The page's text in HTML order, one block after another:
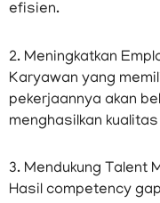
efisien.
2. Meningkatkan
Karyawan yang
pekerjaannya akan
menghasilkan
3. Mendukung Talent
Hasil competency